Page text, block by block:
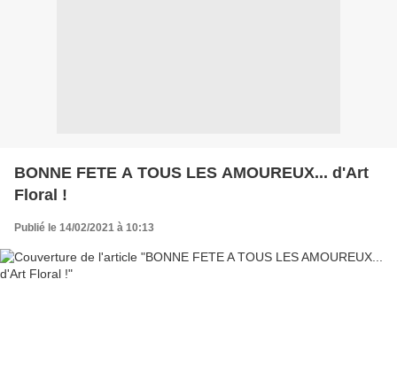
BONNE FETE A TOUS LES AMOUREUX... d'Art
Floral !
Publié le 14/02/2021 à 10:13